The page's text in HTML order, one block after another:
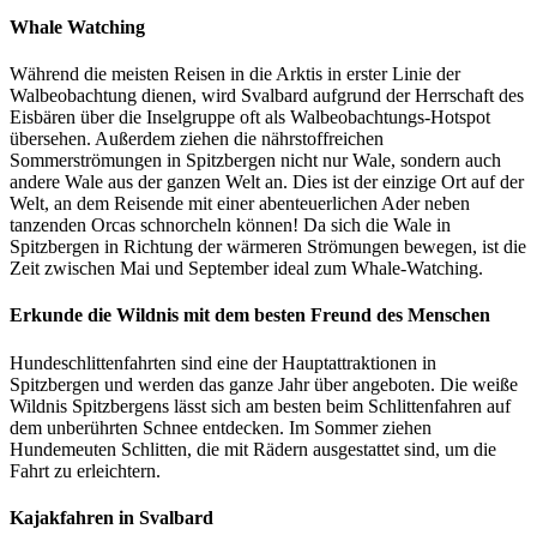
Whale Watching
Während die meisten Reisen in die Arktis in erster Linie der
Walbeobachtung dienen, wird Svalbard aufgrund der Herrschaft des
Eisbären über die Inselgruppe oft als Walbeobachtungs-Hotspot
übersehen. Außerdem ziehen die nährstoffreichen
Sommerströmungen in Spitzbergen nicht nur Wale, sondern auch
andere Wale aus der ganzen Welt an. Dies ist der einzige Ort auf der
Welt, an dem Reisende mit einer abenteuerlichen Ader neben
tanzenden Orcas schnorcheln können! Da sich die Wale in
Spitzbergen in Richtung der wärmeren Strömungen bewegen, ist die
Zeit zwischen Mai und September ideal zum Whale-Watching.
Erkunde die Wildnis mit dem besten Freund des Menschen
Hundeschlittenfahrten sind eine der Hauptattraktionen in
Spitzbergen und werden das ganze Jahr über angeboten. Die weiße
Wildnis Spitzbergens lässt sich am besten beim Schlittenfahren auf
dem unberührten Schnee entdecken. Im Sommer ziehen
Hundemeuten Schlitten, die mit Rädern ausgestattet sind, um die
Fahrt zu erleichtern.
Kajakfahren in Svalbard